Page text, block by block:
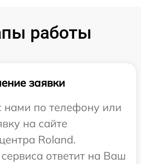
работы
заявки
нами по телефону или
на сайте
Roland.
ответит на Ваш